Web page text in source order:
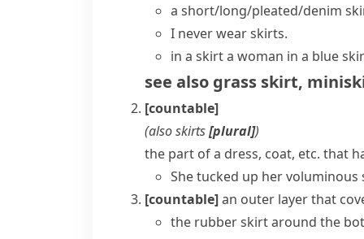
a short/long/pleated/denim
I neverwear skirts.
in a skirta woman in a blue
see also grass skirt,
[countable]
(alsoskirts[plural])
the part of a dress, coat, etc. that
She tucked up her voluminous
[countable]an outer layer that
the rubber skirt around the